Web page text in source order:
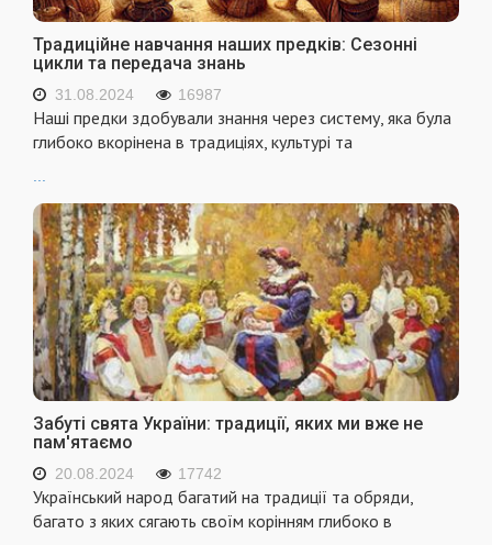
Традиційне навчання наших предків: Сезонні
цикли та передача знань
31.08.2024 16987
Наші предки здобували знання через систему, яка була
глибоко вкорінена в традиціях, культурі та
Забуті свята України: традиції, яких ми вже не
пам'ятаємо
20.08.2024 17742
Український народ багатий на традиції та обряди,
багато з яких сягають своїм корінням глибоко в